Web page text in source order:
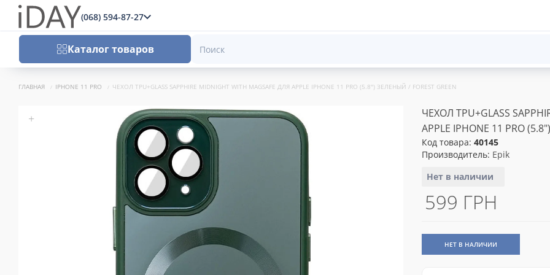
(068) 594-87-27
Каталог товаров
ГЛАВНАЯ IPHONE 11 PRO ЧЕХОЛ TPU+GLASS SAPPHIRE MIDNIGHT WITH MAGSAFE ДЛЯ APPLE IPHONE 11 PRO (5.8") ЗЕЛЕНЫЙ / FOREST GREEN
+
ЧЕХОЛ TPU+GLASS
APPLE IPHONE 11 PRO
Код товара: 40145
Производитель: Epik
Нет в наличии
599 ГРН
НЕТ В НАЛИЧИИ